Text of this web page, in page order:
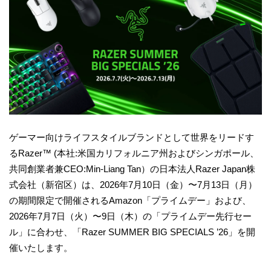
ゲーマー向けライフスタイルブランドとして世界をリードす
るRazer™ (本社:米国カリフォルニア州およびシンガポール、
共同創業者兼CEO:Min-Liang Tan）の日本法人Razer Japan株
式会社（新宿区）は、2026年7月10日（金）〜7月13日（月）
の期間限定で開催されるAmazon「プライムデー」および、
2026年7月7日（火）〜9日（木）の「プライムデー先行セー
ル」に合わせ、「Razer SUMMER BIG SPECIALS ’26」を開
催いたします。